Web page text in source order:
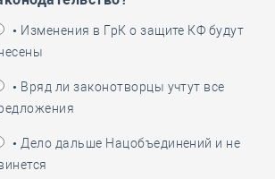
• Изменения в ГрК о защите КФ будут
• Вряд ли законотворцы учтут все
• Дело дальше Нацобъединений и не